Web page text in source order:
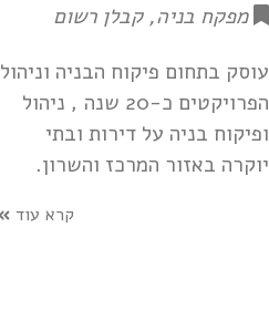
מפקח בניה, קבלן רשום
עוסק בתחום פיקוח הבניה וניהול
הפרויקטים כ-20 שנה , ניהול
ופיקוח בניה על דירות ובתי
יוקרה באזור המרכז והשרון.
קרא עוד